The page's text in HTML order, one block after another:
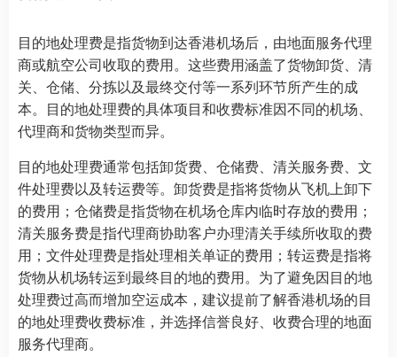
目的地处理费是指货物到达香港机场后，由地面服务代理
商或航空公司收取的费用。这些费用涵盖了货物卸货、清
关、仓储、分拣以及最终交付等一系列环节所产生的成
本。目的地处理费的具体项目和收费标准因不同的机场、
代理商和货物类型而异。
目的地处理费通常包括卸货费、仓储费、清关服务费、文
件处理费以及转运费等。卸货费是指将货物从飞机上卸下
的费用；仓储费是指货物在机场仓库内临时存放的费用；
清关服务费是指代理商协助客户办理清关手续所收取的费
用；文件处理费是指处理相关单证的费用；转运费是指将
货物从机场转运到最终目的地的费用。为了避免因目的地
处理费过高而增加空运成本，建议提前了解香港机场的目
的地处理费收费标准，并选择信誉良好、收费合理的地面
服务代理商。